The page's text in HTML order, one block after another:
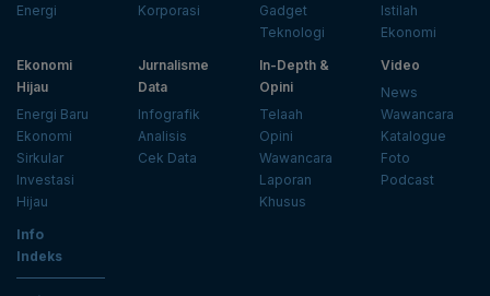
Energi
Korporasi
Gadget
Teknologi
Istilah
Ekonomi
Ekonomi
Hijau
Energi Baru
Ekonomi
Sirkular
Investasi
Hijau
Jurnalisme
Data
Infografik
Analisis
Cek Data
In-Depth &
Opini
Telaah
Opini
Wawancara
Laporan
Khusus
Video
News
Wawancara
Katalogue
Foto
Podcast
Info
Indeks